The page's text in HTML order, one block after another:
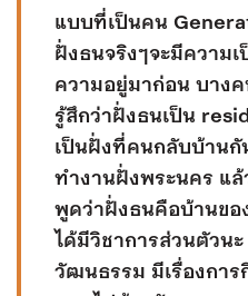
แบบที่เป็นคน
ฝั่งธนจริงๆจะมีความ
ความอยู่มาก่อน บาง
รู้สึกว่าฝั่งธนเป็น
เป็นฝั่งที่คนกลับบ้าน
ทำงานฝั่งพระนคร แ
พูดว่าฝั่งธนคือบ้านขอ
ได้มีวิชาการส่วนตัวน
วัฒนธรรม มีเรื่องกา